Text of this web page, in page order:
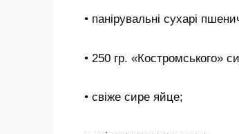
• панірувальні сухарі
• 250 гр. «Костромського»
• свіже сире яйце;